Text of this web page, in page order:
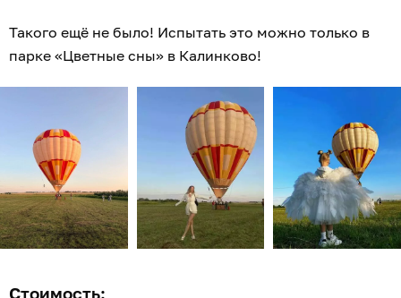
Такого ещё не было! Испытать это можно только в
парке «Цветные сны» в Калинково!
Стоимость: